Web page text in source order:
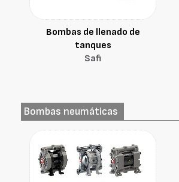
Bombas de llenado de
tanques
Safi
Bombas neumáticas